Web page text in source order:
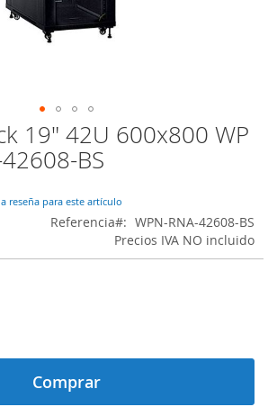
19" 42U 600x800 WP
BS
reseña para este artículo
Referencia
WPN-RNA-42608-BS
Precios IVA NO incluido
Comprar